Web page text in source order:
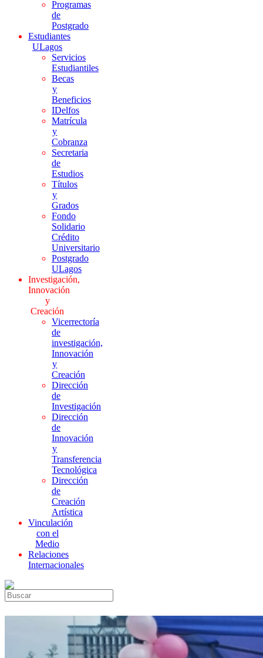
Programas
de
Postgrado
Estudiantes
ULagos
Servicios
Estudiantiles
Becas
y
Beneficios
IDelfos
Matrícula
y
Cobranza
Secretaria
de
Estudios
Títulos
y
Grados
Fondo
Solidario
Crédito
Universitario
Postgrado
ULagos
Investigación,
Innovación
y
Creación
Vicerrectoría
de
investigación,
Innovación
y
Creación
Dirección
de
Investigación
Dirección
de
Innovación
y
Transferencia
Tecnológica
Dirección
de
Creación
Artística
Vinculación
con el
Medio
Relaciones
Internacionales